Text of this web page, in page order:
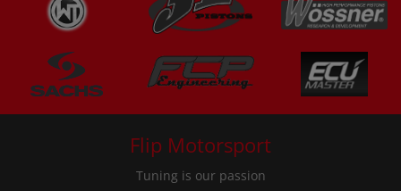
Flip Motorsport
Tuning is our passion